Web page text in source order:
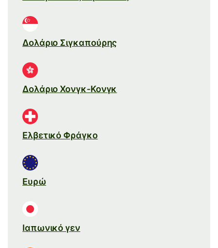
Δολάριο Σιγκαπούρης
Δολάριο Χονγκ-Κονγκ
Ελβετικό Φράγκο
Ευρώ
Ιαπωνικό γεν